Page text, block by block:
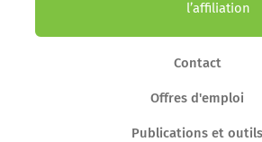
l’affiliation
Contact
Offres d'emploi
Publications et outils